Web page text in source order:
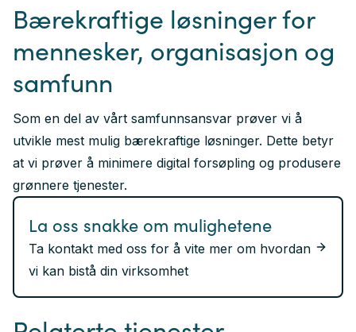
Bærekraftige løsninger for
mennesker, organisasjon og
samfunn
Som en del av vårt samfunnsansvar prøver vi å
utvikle mest mulig bærekraftige løsninger. Dette betyr
at vi prøver å minimere digital forsøpling og produsere
grønnere tjenester.
La oss snakke om mulighetene
Ta kontakt med oss for å vite mer om hvordan
vi kan bistå din virksomhet